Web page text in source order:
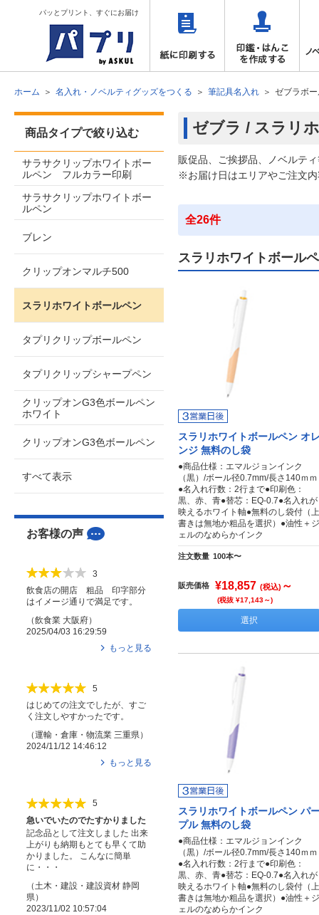
パッとプリント、すぐにお届け
ホーム 名入れ・ノベルティグッズをつくる 筆記具名入れ ゼブラボ
ゼブラ / スラリ
販促品、ご挨拶品、ノベルテ
※お届け日はエリアやご注文
全26件
スラリホワイトボール
スラリホワイトボールペン オ
ンジ 無料のし袋
●商品仕様：エマルジョンインク
（黒）/ボール径0.7mm/長さ140ｍｍ
●名入れ行数：2行まで●印刷色：
黒、赤、青●替芯：EQ-0.7●名入れが
映えるホワイト軸●無料のし袋付（上
書きは無地か粗品を選択）●油性＋ジ
ェルのなめらかインク
注文数量 100本〜
販売価格 ¥18,857 (税込) ～
(税抜 ¥17,143～)
選択
スラリホワイトボールペン パ
プル 無料のし袋
●商品仕様：エマルジョンインク
（黒）/ボール径0.7mm/長さ140ｍｍ
●名入れ行数：2行まで●印刷色：
黒、赤、青●替芯：EQ-0.7●名入れが
映えるホワイト軸●無料のし袋付（上
書きは無地か粗品を選択）●油性＋ジ
ェルのなめらかインク
商品タイプで絞り込む
サラサクリップホワイトボー
ルペン フルカラー印刷
サラサクリップホワイトボー
ルペン
ブレン
クリップオンマルチ500
スラリホワイトボールペン
タプリクリップボールペン
タプリクリップシャープペン
クリップオンG3色ボールペン
ホワイト
クリップオンG3色ボールペン
すべて表示
お客様の声
3
飲食店の開店 粗品 印字部分
はイメージ通りで満足です。
（飲食業 大阪府）
2025/04/03 16:29:59
もっと見る
5
はじめての注文でしたが、すご
く注文しやすかったです。
（運輸・倉庫・物流業 三重県）
2024/11/12 14:46:12
もっと見る
5
急いでいたのでたすかりました
記念品として注文しました 出来
上がりも納期もとても早くて助
かりました。 こんなに簡単
に・・・
（ 土木・建設・建設資材 静岡
県 ）
2023/11/02 10:57:04